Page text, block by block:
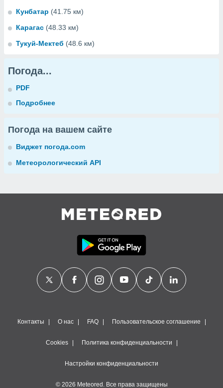
Кунбатар (41.75 км)
Карагас (48.33 км)
Тукуй-Мектеб (48.6 км)
Погода...
PDF
Подробнее
Погода на вашем сайте
Виджет погода.com
Метеорологический API
Контакты О нас FAQ Пользовательское соглашение
Cookies Политика конфиденциальности
Настройки конфиденциальности
© 2026 Meteored. Все права защищены